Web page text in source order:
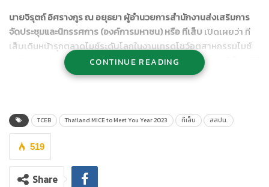
นายจิรุตถ์ อิศรางกูร ณ อยุธยา ผู้อำนวยการสำนักงานส่งเสริมการ
จัดประชุมและนิทรรศการ (องค์การมหาชน) หรือ ทีเส็บเปิดเผยว่า ที
เส็บเดินหน้ารุกตลาดไมซ์ระดับโลกในงานเทรดโชว์อุตสาหกรรมไมซ์
IMEX Frankfurt 2023 ณ เมืองแฟรงก์เฟิร์ต ประเทศเยอรมนี โดยมีผู้
ประกอบการไมซ์ไทยเข้าร่วมทั้งสิ้น 29 หน่วยงาน ซึ่งมีการเจรจาธุรกิจ
หมายกับทีเส็บจำนวน 94 นัดหมาย
CONTINUE READING
TCEB Thailand MICE to Meet You Year 2023 ทีเส็บ สสปน.
519
Share